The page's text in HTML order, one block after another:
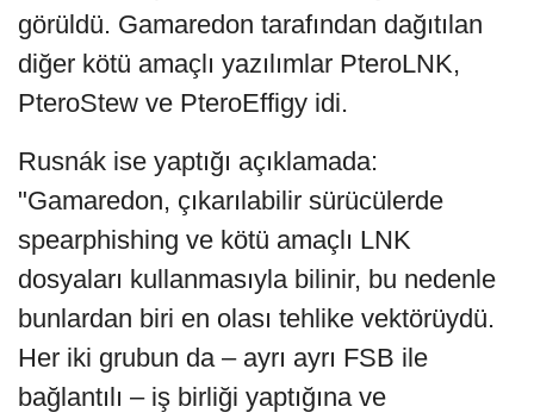
görüldü. Gamaredon tarafından dağıtılan
diğer kötü amaçlı yazılımlar PteroLNK,
PteroStew ve PteroEffigy idi.
Rusnák ise yaptığı açıklamada:
"Gamaredon, çıkarılabilir sürücülerde
spearphishing ve kötü amaçlı LNK
dosyaları kullanmasıyla bilinir, bu nedenle
bunlardan biri en olası tehlike vektörüydü.
Her iki grubun da – ayrı ayrı FSB ile
bağlantılı – iş birliği yaptığına ve